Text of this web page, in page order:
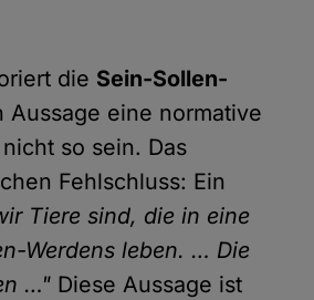
die Sein-Sollen-
eine normative
so sein. Das
Fehlschluss: Ein
Tiere sind, die in eine
Werdens leben. … Die
…" Diese Aussage ist